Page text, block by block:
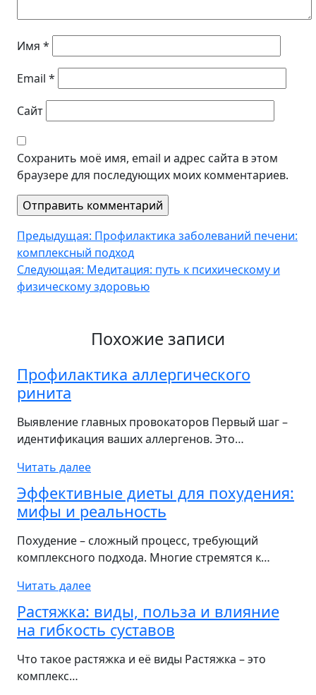
Имя *
Email *
Сайт
Сохранить моё имя, email и адрес сайта в этом
браузере для последующих моих комментариев.
Навигация
по
записям
Предыдущая: Профилактика заболеваний печени:
комплексный подход
Следующая: Медитация: путь к психическому и
физическому здоровью
Похожие записи
Профилактика аллергического
ринита
Выявление главных провокаторов Первый шаг –
идентификация ваших аллергенов. Это…
Читать далее
Эффективные диеты для похудения:
мифы и реальность
Похудение – сложный процесс, требующий
комплексного подхода. Многие стремятся к…
Читать далее
Растяжка: виды, польза и влияние
на гибкость суставов
Что такое растяжка и её виды Растяжка – это
комплекс…